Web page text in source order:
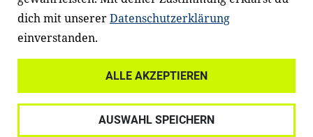
Einrichtungen, Verbänden, Unternehmen
und anderen Stiftungen zusammen.
Datenschutz
dich mit unsererDatenschutzerklärung
einverstanden.
ALLE AKZEPTIEREN
AUSWAHL SPEICHERN